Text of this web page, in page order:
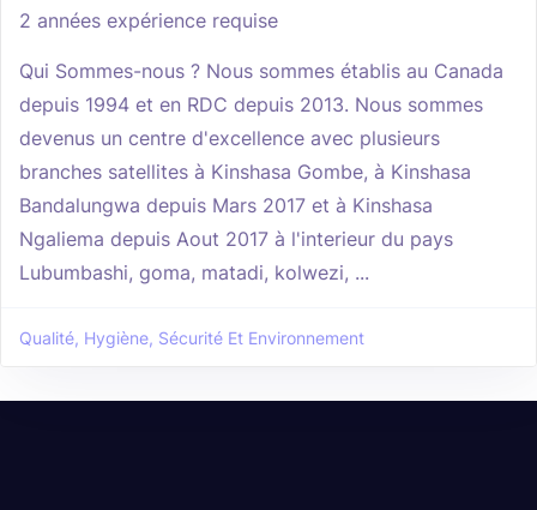
2 années expérience requise
Qui Sommes-nous ? Nous sommes établis au Canada
depuis 1994 et en RDC depuis 2013. Nous sommes
devenus un centre d'excellence avec plusieurs
branches satellites à Kinshasa Gombe, à Kinshasa
Bandalungwa depuis Mars 2017 et à Kinshasa
Ngaliema depuis Aout 2017 à l'interieur du pays
Lubumbashi, goma, matadi, kolwezi, ...
Qualité, Hygiène, Sécurité Et Environnement